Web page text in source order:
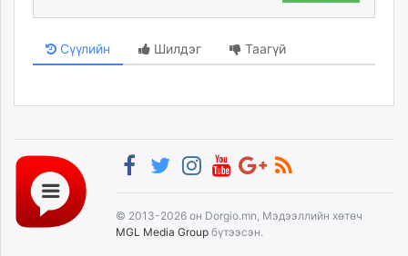
Сүүлийн Шилдэг Таагүй
© 2013-2026 он Dorgio.mn, Мэдээллийн хөтөч
MGL Media Group бүтээсэн.